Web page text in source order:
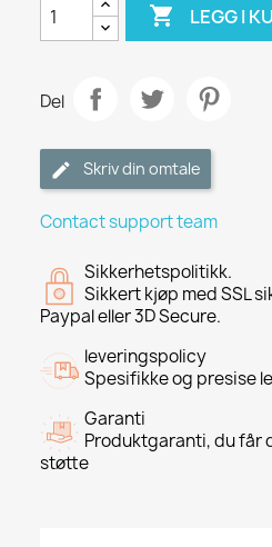
 LEGG I
Del
Skriv din omtale
Contact support team
Sikkerhetspolitikk.
Sikkert kjøp med SSL
Paypal eller 3D Secure.
leveringspolicy
Spesifikke og presise
Garanti
Produktgaranti, du får
støtte